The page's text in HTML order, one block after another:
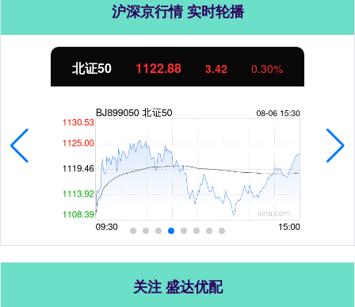
沪深京行情 实时轮播
北证50 1122.88 3.42 0.30%
关注 盛达优配